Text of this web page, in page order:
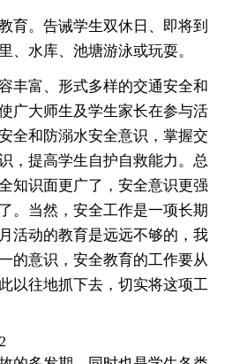
育。告诫学生双休日、即将到
、水库、池塘游泳或玩耍。
丰富、形式多样的交通安全和
广大师生及学生家长在参与活
全和防溺水安全意识，掌握交
，提高学生自护自救能力。总
知识面更广了，安全意识更强
。当然，安全工作是一项长期
活动的教育是远远不够的，我
的意识，安全教育的工作要从
以往地抓下去，切实将这项工